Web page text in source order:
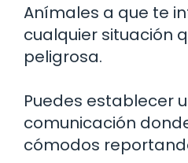
Anímales a que te
cualquier situación
peligrosa.
Puedes establecer
comunicación
cómodos